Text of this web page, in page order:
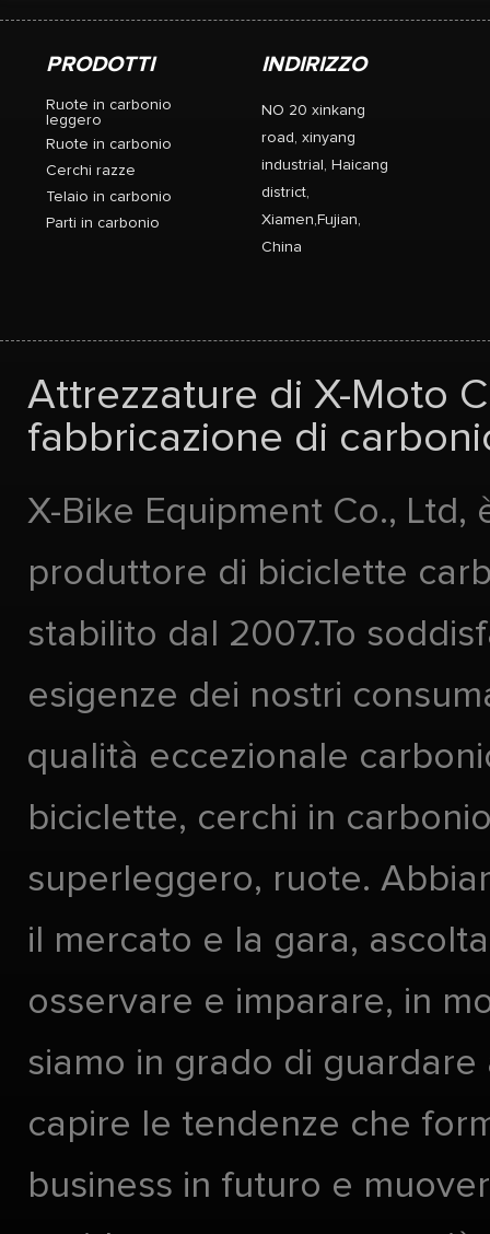
PRODOTTI
Ruote in carbonio
leggero
Ruote in carbonio
Cerchi razze
Telaio in carbonio
Parti in carbonio
INDIRIZZO
NO 20 xinkang
road, xinyang
industrial, Haicang
district,
Xiamen,Fujian,
China
Attrezzature di X-Moto
fabbricazione di
X-Bike Equipment Co., Ltd,
produttore di biciclette
stabilito dal 2007.To
esigenze dei nostri
qualità eccezionale
biciclette, cerchi in
superleggero, ruote.
il mercato e la gara,
osservare e imparare, in
siamo in grado di guardare
capire le tendenze che
business in futuro e